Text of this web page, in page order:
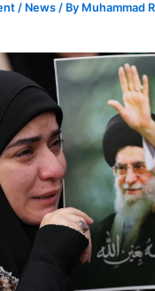
/ News / By Muhammad